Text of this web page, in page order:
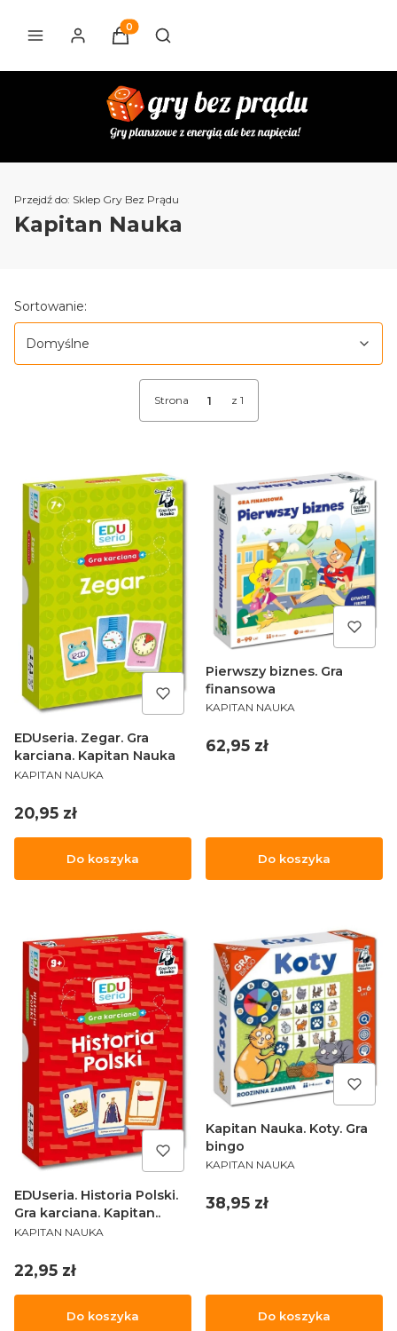
Produkty w koszyku: 0. Zobacz szczegóły
Otwórz wyszukiwarkę
Przejdź do: Sklep Gry Bez Prądu
Kapitan Nauka
Lista produktów
Sortowanie:
Domyślne
Strona z 1
EDUseria. Zegar. Gra
karciana. Kapitan Nauka
PRODUCENT
KAPITAN NAUKA
Cena
20,95 zł
Do koszyka
Pierwszy biznes. Gra
finansowa
PRODUCENT
KAPITAN NAUKA
Cena
62,95 zł
Do koszyka
EDUseria. Historia Polski.
Gra karciana. Kapitan..
PRODUCENT
KAPITAN NAUKA
Cena
22,95 zł
Do koszyka
Kapitan Nauka. Koty. Gra
bingo
PRODUCENT
KAPITAN NAUKA
Cena
38,95 zł
Do koszyka